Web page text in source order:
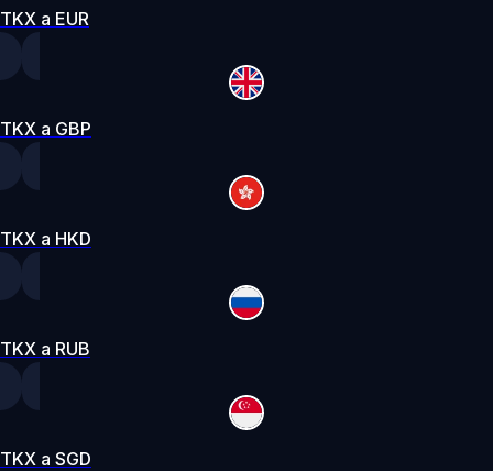
TKX a EUR
TKX a GBP
TKX a HKD
TKX a RUB
TKX a SGD